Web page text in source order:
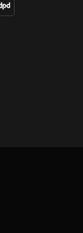
PINTEREST